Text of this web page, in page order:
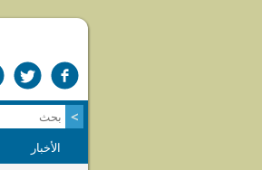
الأخبار